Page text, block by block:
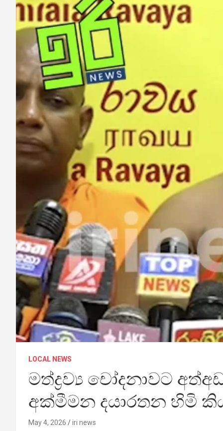
LOCAL NEWS
මත්ද්‍රව්‍ය චෝදනාවට
අක්මීමන දයාරතන හිමි
May 4, 2026 iri news